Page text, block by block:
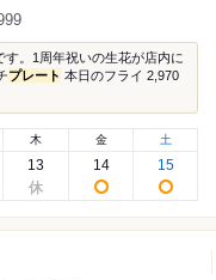
す。1周年祝いの生花が店内に
プレート 本日のフライ 2,970
木
13
金
14
土
15